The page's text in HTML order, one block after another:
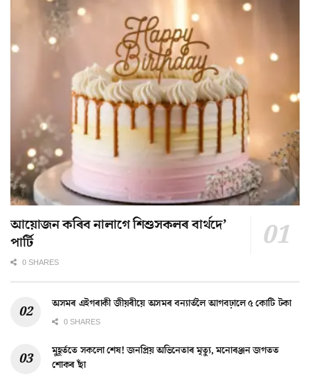
আয়োজন কৰিব নালাগে শিশুসকলৰ বাৰ্থদে’
পাৰ্টি
0 SHARES
অসমৰ এইগৰাকী জীয়ৰীয়ে অসমৰ বন্যাৰ্তলৈ আগবঢ়ালে ৫ কোটি টকা
0 SHARES
মুহূৰ্ততে সকলো শেষ! জনপ্ৰিয় অভিনেতাৰ মৃত্যু, মনোৰঞ্জন জগতত
শোকৰ ছাঁ